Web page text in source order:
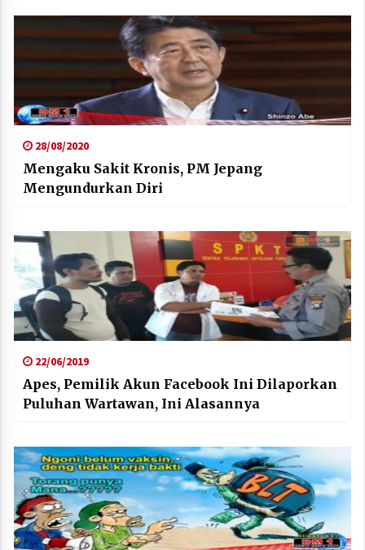
28/08/2020
Mengaku Sakit Kronis, PM Jepang
Mengundurkan Diri
22/06/2019
Apes, Pemilik Akun Facebook Ini Dilaporkan
Puluhan Wartawan, Ini Alasannya